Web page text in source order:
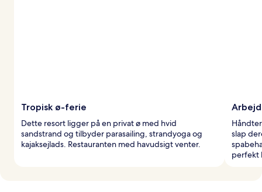
Tropisk ø-ferie
Dette resort ligger på en privat ø med hvid
sandstrand og tilbyder parasailing, strandyoga og
kajaksejlads. Restauranten med havudsigt venter.
slap
perfekt